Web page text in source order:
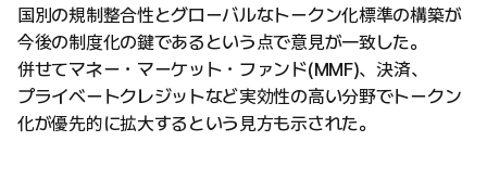
国別の規制整合性とグローバルなトークン化標準の構築が
今後の制度化の鍵であるという点で意見が一致した。
併せてマネー・マーケット・ファンド(MMF)、決済、
プライベートクレジットなど実効性の高い分野でトークン
化が優先的に拡大するという見方も示された。